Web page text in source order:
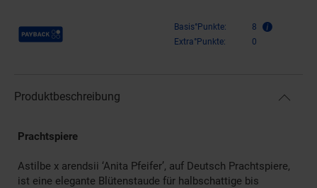
Payback Punkte Basis°Punkte:
8
Extra°Punkte:
0
Produktbeschreibung
Prachtspiere
Astilbe x arendsii ‘Anita Pfeifer’, auf Deutsch Prachtspiere,
ist eine elegante Blütenstaude für halbschattige bis